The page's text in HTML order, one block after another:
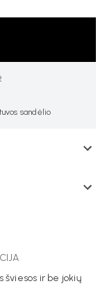
sandėlio
šviesos ir be jokių